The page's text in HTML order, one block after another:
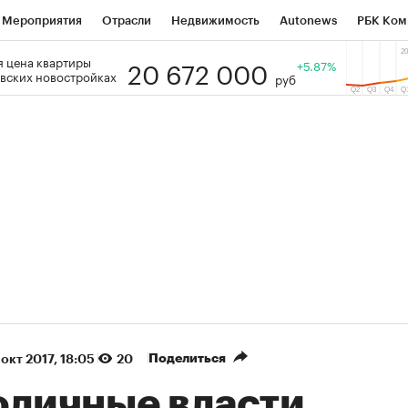
Мероприятия Отрасли Недвижимость Autonews РБК
РБК Образование Тренды
цена квартиры
новостройках
20 672 000 руб
+5.87%
2017, 18:05 20 Поделиться